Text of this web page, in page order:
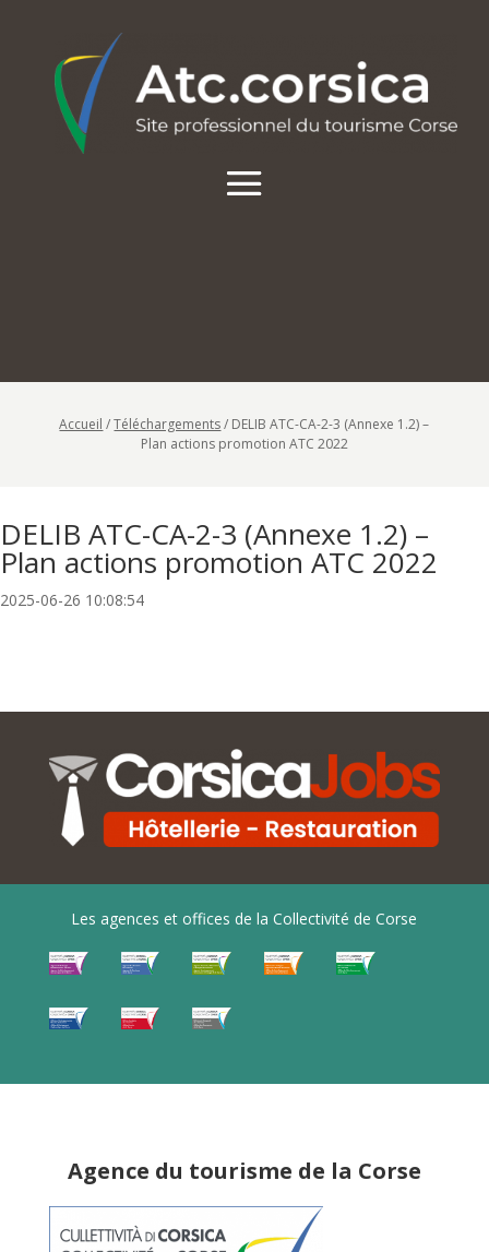
Accueil /Téléchargements/ DELIB ATC-CA-2-3 (Annexe 1.2) –
Plan actions promotion ATC 2022
DELIB ATC-CA-2-3 (Annexe 1.2) –
Plan actions promotion ATC 2022
2025-06-26 10:08:54
Les agences et offices de la Collectivité de Corse
Agence du tourisme de la Corse